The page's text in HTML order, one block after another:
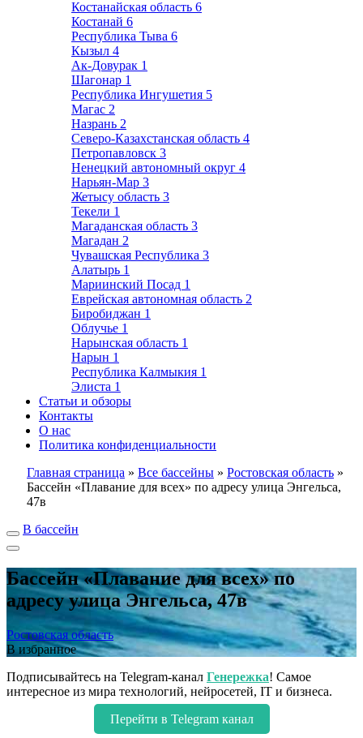
Костанайская область 6
Костанай 6
Республика Тыва 6
Кызыл 4
Ак-Довурак 1
Шагонар 1
Республика Ингушетия 5
Магас 2
Назрань 2
Северо-Казахстанская область 4
Петропавловск 3
Ненецкий автономный округ 4
Нарьян-Мар 3
Жетысу область 3
Текели 1
Магаданская область 3
Магадан 2
Чувашская Республика 3
Алатырь 1
Мариинский Посад 1
Еврейская автономная область 2
Биробиджан 1
Облучье 1
Нарынская область 1
Нарын 1
Республика Калмыкия 1
Элиста 1
Статьи и обзоры
Контакты
О нас
Политика конфиденциальности
Главная страница » Все бассейны » Ростовская область »
Бассейн «Плавание для всех» по адресу улица Энгельса,
47в
В бассейн
Бассейн «Плавание для всех» по
адресу улица Энгельса, 47в
Ростовская область
В избранное
Подписывайтесь на Telegram-канал Генережка! Самое
интересное из мира технологий, нейросетей, IT и бизнеса.
Перейти в Telegram канал